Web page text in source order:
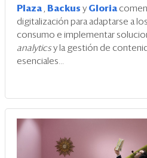
Plaza
Backus y Gloria
digitalización para adaptarse a
consumo e implementar
analyticsy la gestión de
esenciales...